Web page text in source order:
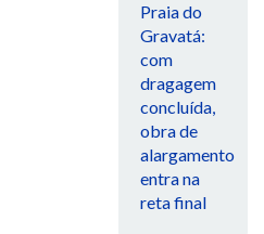
Praia do
Gravatá:
com
dragagem
concluída,
obra de
alargamento
entra na
reta final